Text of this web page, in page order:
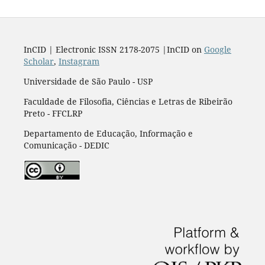
InCID | Electronic ISSN 2178-2075 |InCID on Google
Scholar, Instagram
Universidade de São Paulo - USP
Faculdade de Filosofia, Ciências e Letras de Ribeirão
Preto - FFCLRP
Departamento de Educação, Informação e
Comunicação - DEDIC